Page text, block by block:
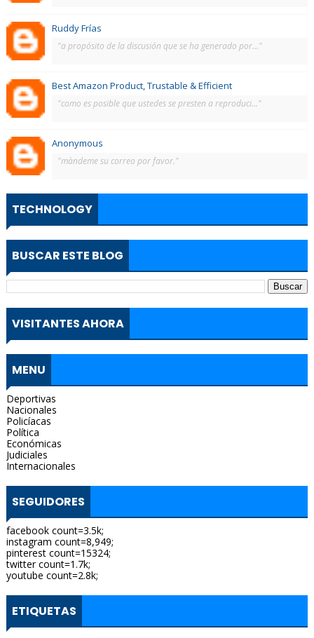
Ruddy Frías
"a propósito de la discusión que se ha generado por..."
Best Amazon Product, Trustable & Efficient
"como es posible que ustedes se presten a reproduci..."
Anonymous
"màndeme su correo por favor."
TECHNOLOGY
BUSCAR ESTE BLOG
VISITANTES AHORA
MENU
Deportivas
Nacionales
Policíacas
Política
Económicas
Judiciales
Internacionales
SEGUIDORES
facebook count=3.5k;
instagram count=8,949;
pinterest count=15324;
twitter count=1.7k;
youtube count=2.8k;
ETIQUETAS